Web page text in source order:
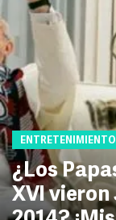
ENTRETENIMIENTO
¿Los
XVI vieron